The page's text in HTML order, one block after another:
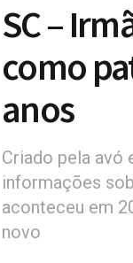
SC –
como
anos
Criado pela avó
informações
aconteceu em
novo